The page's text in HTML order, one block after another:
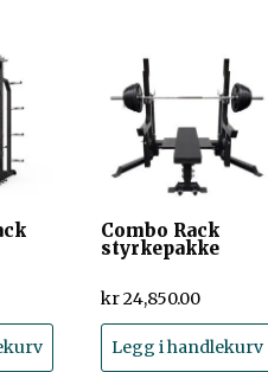
Combo Rack
styrkepakke
kr24,850.00
Legg i handlekurv